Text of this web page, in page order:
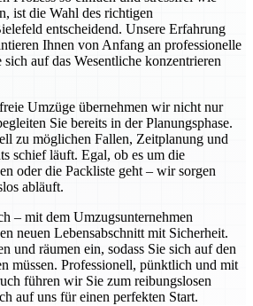
ist die Wahl des richtigen
entscheidend. Unsere Erfahrung
Ihnen von Anfang an professionelle
auf das Wesentliche konzentrieren
Umzüge übernehmen wir nicht nur
Sie bereits in der Planungsphase.
zu möglichen Fallen, Zeitplanung und
schief läuft. Egal, ob es um die
oder die Packliste geht – wir sorgen
abläuft.
– mit dem Umzugsunternehmen
neuen Lebensabschnitt mit Sicherheit.
und räumen ein, sodass Sie sich auf den
müssen. Professionell, pünktlich und mit
führen wir Sie zum reibungslosen
auf uns für einen perfekten Start.